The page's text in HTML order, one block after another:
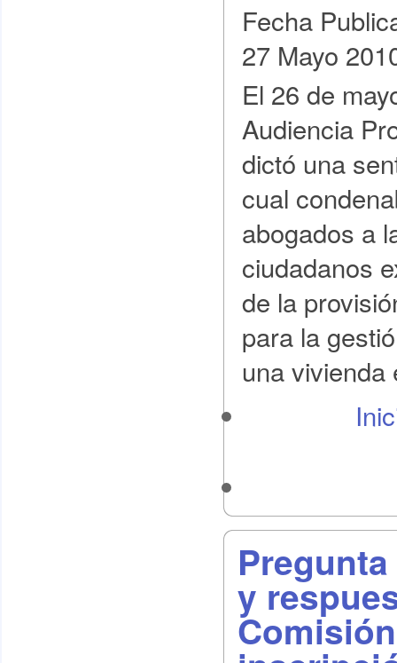
Fecha
27 Mayo
El 26 de
Audiencia
dictó una
cual
abogados a
ciudadanos
de la
para la
una vivienda
y